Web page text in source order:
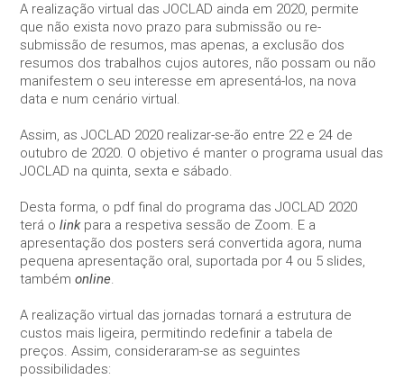
A realização virtual das JOCLAD ainda em 2020, permite
que não exista novo prazo para submissão ou re-
submissão de resumos, mas apenas, a exclusão dos
resumos dos trabalhos cujos autores, não possam ou não
manifestem o seu interesse em apresentá-los, na nova
data e num cenário virtual.
Assim, as JOCLAD 2020 realizar-se-ão entre 22 e 24 de
outubro de 2020. O objetivo é manter o programa usual das
JOCLAD na quinta, sexta e sábado.
Desta forma, o pdf final do programa das JOCLAD 2020
terá olinkpara a respetiva sessão de Zoom. E a
apresentação dos posters será convertida agora, numa
pequena apresentação oral, suportada por 4 ou 5 slides,
tambémonline.
A realização virtual das jornadas tornará a estrutura de
custos mais ligeira, permitindo redefinir a tabela de
preços. Assim, consideraram-se as seguintes
possibilidades:
based on
how the
website is
In order for
our website
to perform
during your
visit. If you
refuse these
cookies,
some
will
disappear
from the
website.